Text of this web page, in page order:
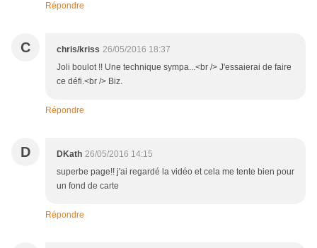
Répondre
C chris/kriss 26/05/2016 18:37
Joli boulot !! Une technique sympa...<br /> J'essaierai de faire
ce défi.<br /> Biz.
Répondre
D DKath 26/05/2016 14:15
superbe page!! j'ai regardé la vidéo et cela me tente bien pour
un fond de carte
Répondre